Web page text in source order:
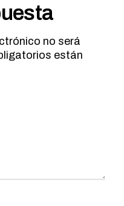
no será
están